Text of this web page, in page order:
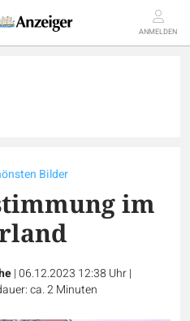
ANMELDEN
Bilder
im
|06.12.2023 12:38 Uhr|
ca. 2 Minuten